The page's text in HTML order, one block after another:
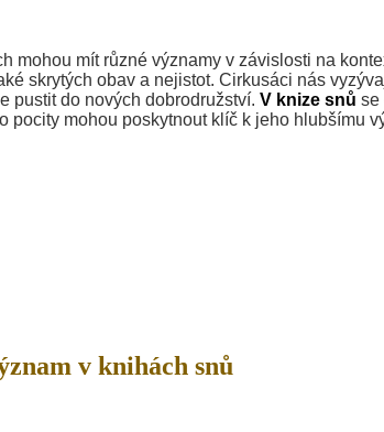
mohou mít různé významy v závislosti na
skrytých obav a nejistot. Cirkusáci nás
pustit do nových dobrodružství. V knize snů se
pocity mohou poskytnout klíč k jeho hlubšímu
v knihách snů